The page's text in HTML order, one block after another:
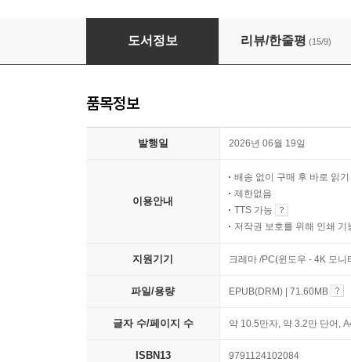
선을 넘은 사람들
도서정보 리뷰/한줄평 (15/9)
품목정보
발행일 2026년 06월 19일
이용안내
배송 없이 구매 후 바로 읽기
제한없음
TTS 가능
저작권 보호를 위해 인쇄 기
지원기기 크레마 /PC(윈도우 - 4K 모
파일/용량 EPUB(DRM) | 71.60MB
글자 수/페이지 수 약 10.5만자, 약 3.2만 단어,
ISBN13 9791124102084